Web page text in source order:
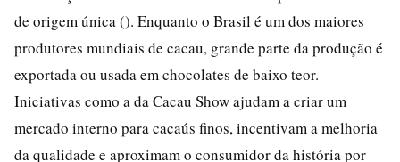
de origem única (). Enquanto o Brasil é um dos maiores
produtores mundiais de cacau, grande parte da produção é
exportada ou usada em chocolates de baixo teor.
Iniciativas como a da Cacau Show ajudam a criar um
mercado interno para cacaús finos, incentivam a melhoria
da qualidade e aproximam o consumidor da história por